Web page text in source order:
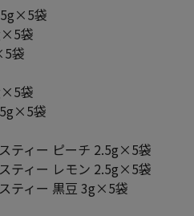
袋
袋
袋
袋
袋
ティー ピーチ 2.5g×5袋
ティー レモン 2.5g×5袋
ティー 黒豆 3g×5袋